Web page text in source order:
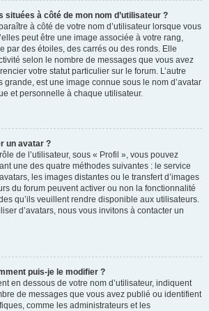
situées à côté de mon nom d’utilisateur ?
à côté de votre nom d’utilisateur lorsque vous
peut être une image associée à votre rang,
par des étoiles, des carrés ou des ronds. Elle
selon le nombre de messages que vous avez
votre statut particulier sur le forum. L’autre
est une image connue sous le nom d’avatar
et personnelle à chaque utilisateur.
un avatar ?
de l’utilisateur, sous « Profil », vous pouvez
une des quatre méthodes suivantes : le service
les images distantes ou le transfert d’images
du forum peuvent activer ou non la fonctionnalité
qu’ils veuillent rendre disponible aux utilisateurs.
d’avatars, nous vous invitons à contacter un
puis-je le modifier ?
en dessous de votre nom d’utilisateur, indiquent
de messages que vous avez publié ou identifient
comme les administrateurs et les